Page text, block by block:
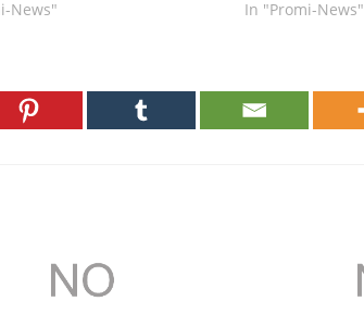
News"
In "Promi-News"